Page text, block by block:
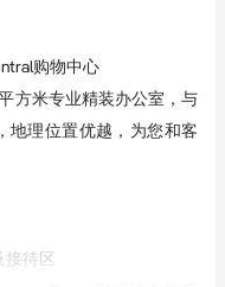
购物中心
方米专业精装办公室，与
地理位置优越，为您和客
接待区